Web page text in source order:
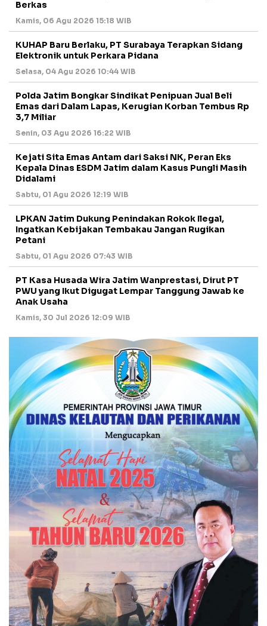
Berkas
Kamis, 06 Agu 2026 15:18 WIB
KUHAP Baru Berlaku, PT Surabaya Terapkan Sidang
Elektronik untuk Perkara Pidana
Selasa, 04 Agu 2026 10:44 WIB
Polda Jatim Bongkar Sindikat Penipuan Jual Beli
Emas dari Dalam Lapas, Kerugian Korban Tembus Rp
3,7 Miliar
Senin, 03 Agu 2026 16:22 WIB
Kejati Sita Emas Antam dari Saksi NK, Peran Eks
Kepala Dinas ESDM Jatim dalam Kasus Pungli Masih
Didalami
Sabtu, 01 Agu 2026 12:19 WIB
LPKAN Jatim Dukung Penindakan Rokok Ilegal,
Ingatkan Kebijakan Tembakau Jangan Rugikan
Petani
Sabtu, 01 Agu 2026 07:43 WIB
PT Kasa Husada Wira Jatim Wanprestasi, Dirut PT
PWU yang Ikut Digugat Lempar Tanggung Jawab ke
Anak Usaha
Kamis, 30 Jul 2026 12:09 WIB